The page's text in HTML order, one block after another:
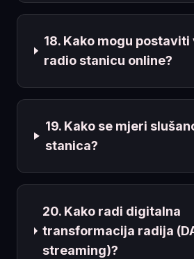
18. Kako mogu
radio stanicu online?
19. Kako se mjeri
stanica?
20. Kako radi digitalna
transformacija radija
streaming)?